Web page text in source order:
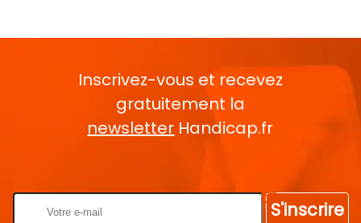
Inscrivez-vous et recevez
gratuitement la
newsletter Handicap.fr
S'inscrire